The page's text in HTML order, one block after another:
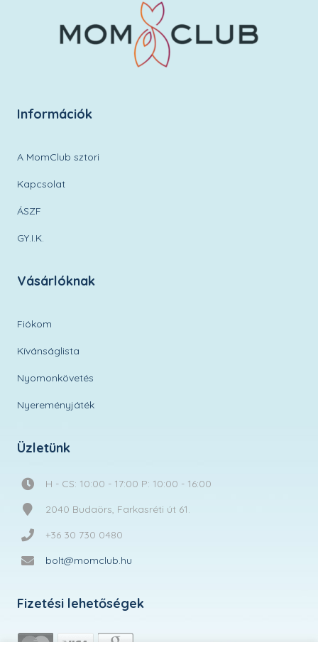
Információk
A MomClub sztori
Kapcsolat
ÁSZF
GY.I.K.
Vásárlóknak
Fiókom
Kívánságlista
Nyomonkövetés
Nyereményjáték
Üzletünk
H - CS: 10:00 - 17:00 P: 10:00 - 16:00
2040 Budaörs, Farkasréti út 61.
+36 30 730 0480
bolt@momclub.hu
Fizetési lehetőségek